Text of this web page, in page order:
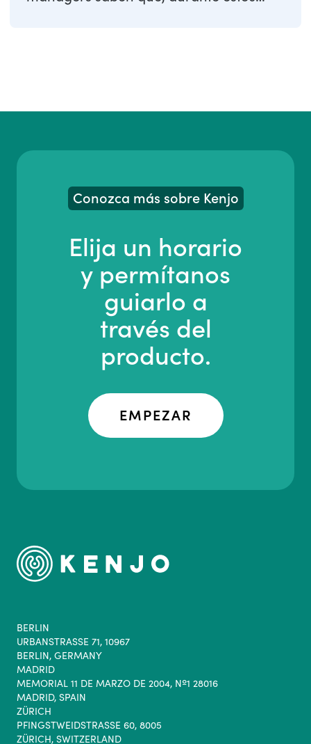
Conozca más sobre Kenjo
Elija un horario
y permítanos
guiarlo a
través del
producto.
EMPEZAR
BERLIN
URBANSTRASSE 71, 10967
BERLIN, GERMANY
MADRID
MEMORIAL 11 DE MARZO DE 2004, Nº1 28016
MADRID, SPAIN
ZÜRICH
PFINGSTWEIDSTRASSE 60, 8005
ZÜRICH, SWITZERLAND